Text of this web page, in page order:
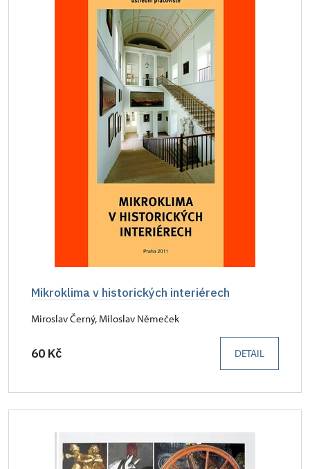
Mikroklima v historických interiérech
Miroslav Černý, Miloslav Němeček
60 Kč DETAIL